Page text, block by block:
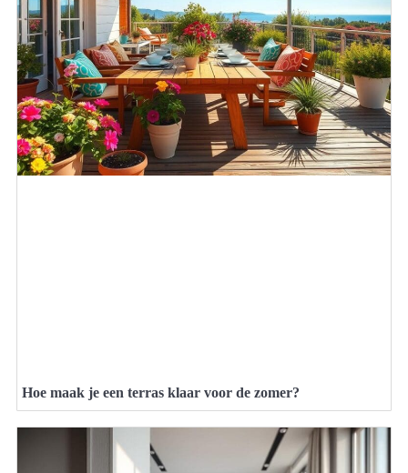
Hoe maak je een terras klaar voor de zomer?